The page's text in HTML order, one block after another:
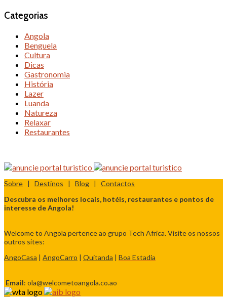
Categorias
Angola
Benguela
Cultura
Dicas
Gastronomia
História
Lazer
Luanda
Natureza
Relaxar
Restaurantes
Sobre | Destinos | Blog | Contactos
Descubra os melhores locais, hotéis, restaurantes e pontos de
interesse de Angola!
Welcome to Angola pertence ao grupo Tech Africa. Visite os nossos
outros sites:
AngoCasa | AngoCarro | Quitanda | Boa Estadia
Email: ola@welcometoangola.co.ao